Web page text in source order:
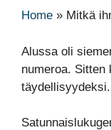
Home » Mitkä
Alussa oli
numeroa. Sitten